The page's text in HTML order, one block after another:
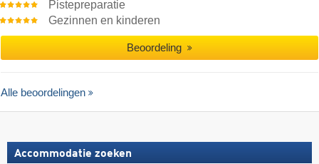
Pistepreparatie
Gezinnen en kinderen
Beoordeling
Alle beoordelingen
Accommodatie zoeken